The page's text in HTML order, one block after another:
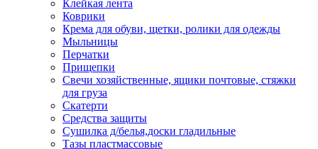
Клейкая лента
Коврики
Крема для обуви, щетки, ролики для одежды
Мыльницы
Перчатки
Прищепки
Свечи хозяйственные, ящики почтовые, стяжки
для груза
Скатерти
Средства защиты
Сушилка д/белья,доски гладильные
Тазы пластмассовые